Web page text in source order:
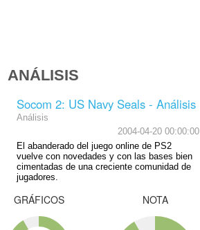
ANÁLISIS
Socom 2: US Navy Seals - Análisis
Análisis
2004-04-20 00:00:00
El abanderado del juego online de PS2
vuelve con novedades y con las bases bien
cimentadas de una creciente comunidad de
jugadores.
GRÁFICOS NOTA